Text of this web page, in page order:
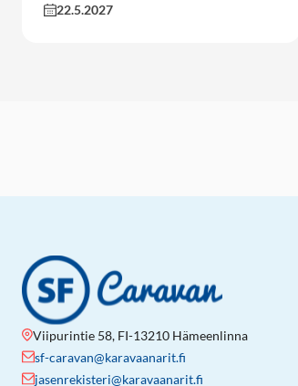
22.5.2027
Viipurintie 58, FI-13210 Hämeenlinna
sf-caravan@karavaanarit.fi
jasenrekisteri@karavaanarit.fi